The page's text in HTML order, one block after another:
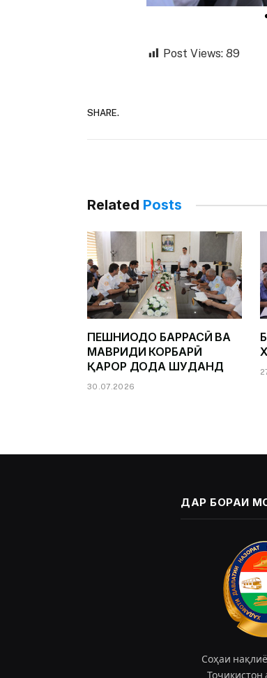
Post Views: 89
SHARE.
Related Posts
ПЕШНИҲОДҲО БАРРАСӢ ВА
МАВРИДИ КОРБАРӢ
ҚАРОР ДОДА ШУДАНД
30.07.2026
ДАР БОРАИ
Соҳаи
Тоҷикистон